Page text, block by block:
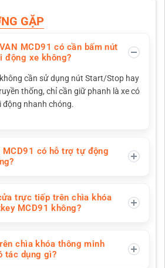
GẶP
MCD91 có cần bấm nút
động xe không?
cần sử dụng nút Start/Stop hay
thống, chỉ cần giữ phanh là xe có
động nhanh chóng.
MCD91 có hỗ trợ tự động
trực tiếp trên chìa khóa
MCD91 không?
chìa khóa thông minh
tác dụng gì?